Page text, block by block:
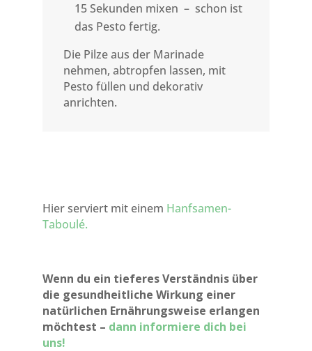
15 Sekunden mixen – schon ist
das Pesto fertig.
Die Pilze aus der Marinade
nehmen, abtropfen lassen, mit
Pesto füllen und dekorativ
anrichten.
Hier serviert mit einem Hanfsamen-
Taboulé.
Wenn du ein tieferes Verständnis über
die gesundheitliche Wirkung einer
natürlichen Ernährungsweise erlangen
möchtest – dann informiere dich bei
uns!